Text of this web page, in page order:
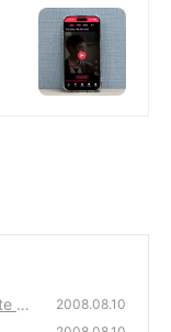
Bla
2008.08.10